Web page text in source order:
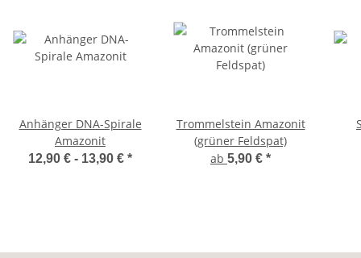
Anhänger DNA-Spirale
Amazonit
12,90 € - 13,90 € *
Trommelstein Amazonit
(grüner Feldspat)
ab 5,90 € *